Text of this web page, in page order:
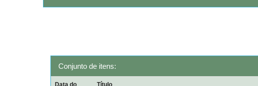
Conjunto de itens:
Data do Título